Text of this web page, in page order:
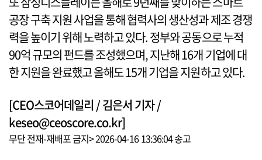
공장 구축 지원 사업을 통해 협력사의 생산성과 제조 경쟁
력을 높이기 위해 노력하고 있다. 정부와 공동으로 누적
90억 규모의 펀드를 조성했으며, 지난해 16개 기업에 대
한 지원을 완료했고 올해도 15개 기업을 지원하고 있다.
[CEO스코어데일리 / 김은서 기자 /
keseo@ceoscore.co.kr]
무단 전재-재배포 금지> 2026-04-16 13:36:04 송고